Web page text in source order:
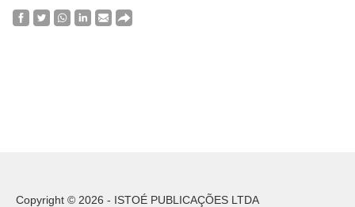
Copyright © 2026 - ISTOÉ PUBLICAÇÕES LTDA